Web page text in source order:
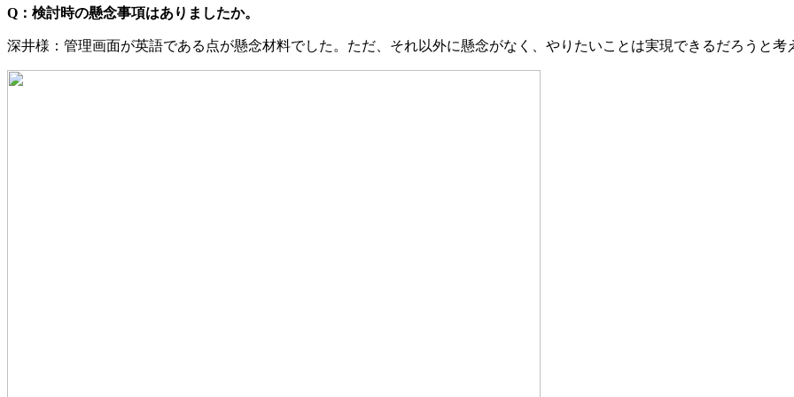
Q：検討時の懸念事項はありましたか。
深井様：管理画面が英語である点が懸念材料でした。ただ、それ以外に懸念がなく、やりたいことは実現できるだろうと考